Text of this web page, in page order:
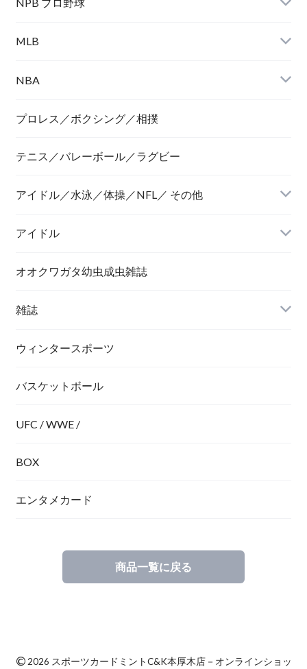
MLB
NBA
プロレス／ボクシング／相撲
テニス／バレーボール／ラグビー
アイドル／水泳／体操／NFL／ その他
アイドル
オオクワガタ幼虫成虫雑誌
雑誌
ウィンタースポーツ
バスケットボール
UFC / WWE /
BOX
エンタメカード
商品一覧に戻る
©2026 スポーツカードミントC&K本厚木店－オンラインショッ